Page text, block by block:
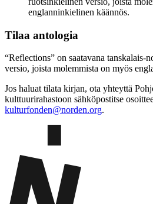
englanninkielinen käännös.
Tilaa antologia
“Reflections” on saatavana tanskalais-
versio, joista molemmista on myös
Jos haluat tilata kirjan, ota yhteyttä
kulttuurirahastoon sähköpostitse
kulturfonden@norden.org.